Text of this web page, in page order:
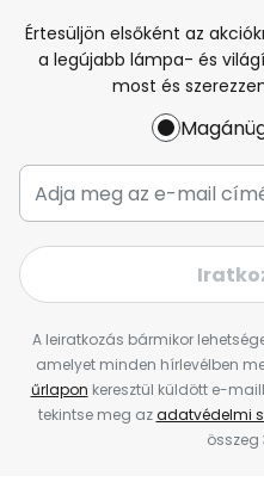
Értesüljön elsőként az
a legújabb lámpa- és
most és
A leiratkozás bármikor
amelyet minden hírlevélben
űrlapon keresztül küldött e-
tekintse meg azadatvédelmi
összeg